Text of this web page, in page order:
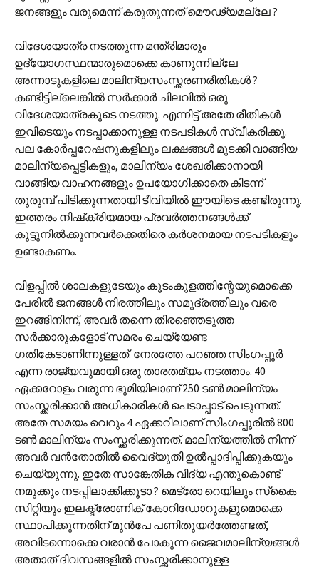
ജനങ്ങളും വരുമെന്ന് കരുതുന്നത് മൌഢ്യമല്ലേ ?
വിദേശയാത്ര നടത്തുന്ന മന്ത്രിമാരും
ഉദ്യോഗസ്ഥന്മാരുമൊക്കെ കാണുന്നില്ലേ
അന്നാടുകളിലെ മാലിന്യസംസ്ക്കരണരീതികള്‍ ?
കണ്ടിട്ടില്ലെങ്കില്‍ സര്‍ക്കാര്‍ ചിലവില്‍ ഒരു
വിദേശയാത്രകൂടെ നടത്തൂ. എന്നിട്ട് അതേ രീതികള്‍
ഇവിടെയും നടപ്പാക്കാനുള്ള നടപടികള്‍ സ്വീകരിക്കൂ.
പല കോര്‍പ്പറേഷനുകളിലും ലക്ഷങ്ങള്‍ മുടക്കി വാങ്ങിയ
മാലിന്യപ്പെട്ടികളും, മാലിന്യം ശേഖരിക്കാനായി
വാങ്ങിയ വാഹനങ്ങളും ഉപയോഗിക്കാതെ കിടന്ന്
തുരുമ്പ് പിടിക്കുന്നതായി ടീവിയില്‍ ഈയിടെ കണ്ടിരുന്നു.
ഇത്തരം നിഷ്‌ക്രിയമായ പ്രവര്‍ത്തനങ്ങള്‍ക്ക്
കൂട്ടുനില്‍ക്കുന്നവര്‍ക്കെതിരെ കര്‍ശനമായ നടപടികളും
ഉണ്ടാകണം.
വിളപ്പില്‍ ശാലകളുടേയും കൂടംകുളത്തിന്റേയുമൊക്കെ
പേരില്‍ ജനങ്ങള്‍ നിരത്തിലും സമുദ്രത്തിലും വരെ
ഇറങ്ങിനിന്ന്, അവര്‍ തന്നെ തിരഞ്ഞെടുത്ത
സര്‍ക്കാരുകളോട് സമരം ചെയ്യേണ്ട
ഗതികേടാണിന്നുള്ളത്. നേരത്തേ പറഞ്ഞ സിംഗപ്പൂര്‍
എന്ന രാജ്യവുമായി ഒരു താരത‌മ്യം നടത്താം. 40
ഏക്കറോളം വരുന്ന ഭൂമിയിലാണ് 250 ടണ്‍ മാലിന്യം
സംസ്ക്കരിക്കാന്‍ അധികാരികള്‍ പെടാപ്പാട് പെടുന്നത്.
അതേ സമയം വെറും 4 ഏക്കറിലാണ് സിംഗപ്പൂരില്‍ 800
ടണ്‍ മാലിന്യം സംസ്ക്കരിക്കുന്നത്. മാലിന്യത്തില്‍ നിന്ന്
അവര്‍ വന്‍തോതില്‍ വൈദ്യുതി ഉല്‍പ്പാദിപ്പിക്കുകയും
ചെയ്യുന്നു. ഇതേ സാങ്കേതിക വിദ്യ എന്തുകൊണ്ട്
നമുക്കും നടപ്പിലാക്കിക്കൂടാ ? മെട്രോ റെയിലും സ്‌കൈ
സിറ്റിയും ഇലക്ട്രോണിക് കോറിഡോറുകളുമൊക്കെ
സ്ഥാപിക്കുന്നതിന് മുന്‍പേ പണിതുയര്‍ത്തേണ്ടത്,
അവിടന്നൊക്കെ വരാന്‍ പോകുന്ന ജൈവമാലിന്യങ്ങള്‍
അതാത് ദിവസങ്ങളില്‍ സംസ്ക്കരിക്കാനുള്ള